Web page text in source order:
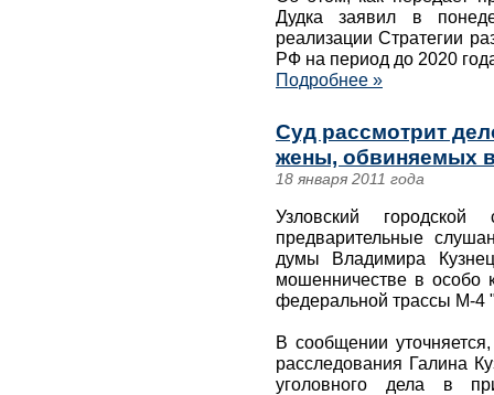
Дудка заявил в
реализации Стратегии
РФ на период до 2020
Подробнее »
Суд рассмотрит
жены, обвиняемых
18 января 2011 года
Узловский
предварительные
думы Владимира
мошенничестве в особо
федеральной трассы М-4
В сообщении
расследования Галина
уголовного дела в